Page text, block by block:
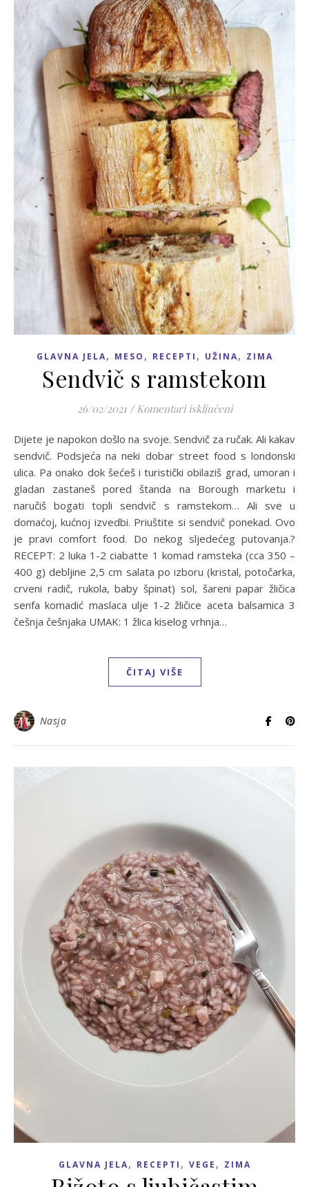
GLAVNA JELA, MESO , RECEPTI , UŽINA, ZIMA
Sendvič s ramstekom
26/02/2021 / Komentari isključeniza Sendvič s
Dijete je napokon došlo na svoje. Sendvič za ručak. Ali kakav
sendvič. Podsjeća na neki dobar street food s londonski
ulica. Pa onako dok šećeš i turistički obilaziš grad, umoran i
gladan zastaneš pored štanda na Borough marketu i
naručiš bogati topli sendvič s ramstekom… Ali sve u
domaćoj, kućnoj izvedbi. Priuštite si sendvič ponekad. Ovo
je pravi comfort food. Do nekog sljedećeg putovanja.?
RECEPT: 2 luka 1-2 ciabatte 1 komad ramsteka (cca 350 –
400 g) debljine 2,5 cm salata po izboru (kristal, potočarka,
crveni radič, rukola, baby špinat) sol, šareni papar žličica
senfa komadić maslaca ulje 1-2 žličice aceta balsamica 3
češnja češnjaka UMAK: 1 žlica kiselog vrhnja…
ČITAJ VIŠE
Nasja
GLAVNA JELA, RECEPTI , VEGE , ZIMA